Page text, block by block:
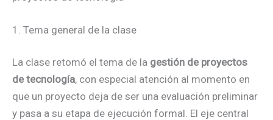
1. Tema general de la clase
La clase retomó el tema de la gestión de proyectos
de tecnología, con especial atención al momento en
que un proyecto deja de ser una evaluación preliminar
y pasa a su etapa de ejecución formal. El eje central